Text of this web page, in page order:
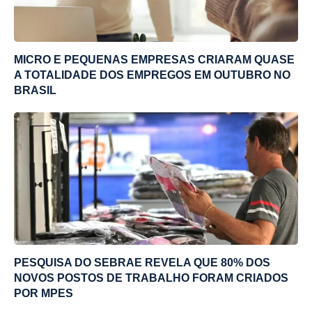
MICRO E PEQUENAS EMPRESAS CRIARAM QUASE
A TOTALIDADE DOS EMPREGOS EM OUTUBRO NO
BRASIL
PESQUISA DO SEBRAE REVELA QUE 80% DOS
NOVOS POSTOS DE TRABALHO FORAM CRIADOS
POR MPES